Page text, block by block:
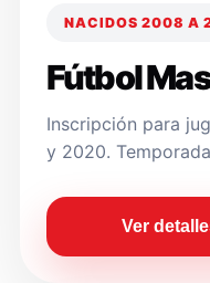
NACIDOS 2008 A
Fútbol
Inscripción para
y 2020.
Ver